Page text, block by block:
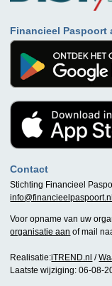
Financieel Paspoort
Contact
Stichting Financieel
info@financieelpaspoort.nl
Voor opname van uw
organisatie aan of mail
Realisatie:iTREND.nl /
Laatste wijziging: 06-08-